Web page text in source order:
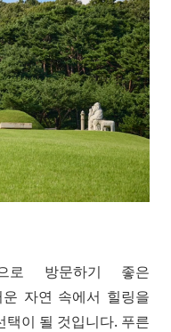
로 방문하기 좋은
자연 속에서 힐링을
택이 될 것입니다. 푸른